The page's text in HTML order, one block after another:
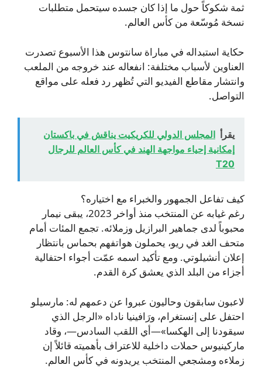
ثمة شكوكاً حول ما إذا كان جسده سيتحمل متطلبات
نسخة مُوسّعة من كأس العالم.
حكاية استبداله في مباراة سانتوس هذا الأسبوع تصدرت
العناوين لأسباب مختلفة: انفعاله عند خروجه من الملعب
وانتشار مقاطع الفيديو التي تُظهر رد فعله على مواقع
التواصل.
يقرأ المجلس الدولي للكريكيت يناقش في باكستان
إمكانية إحياء مواجهة الهند في كأس العالم للرجال
T20
كيف تفاعل الجمهور والخبراء مع اختياره؟
رغم غيابه عن المنتخب منذ أواخر 2023، يبقى نيمار
محبوباً لدى جماهير البرازيل وزملائه. تجمع المئات أمام
متحف الغد في ريو، يحملون هواتفهم بحماس بانتظار
إعلان أنشيلوتي. ومع تأكيد اسمه عمّت أجواء احتفالية
أجزاء من البلد الذي يعشق كرة القدم.
لاعبون سابقون وحاليون عبروا عن دعمهم له: مارسيلو
احتفل على إنستغرام، ورَافينيا ناداه «الرجل الذي
سيقودنا إلى الهكسا»—أي اللقب السادس—، وقاد
ماركينيوس حملات داخلية للاعتراف بأهميته قائلاً إن
زملاءه ومشجعي المنتخب يريدونه في كأس العالم.